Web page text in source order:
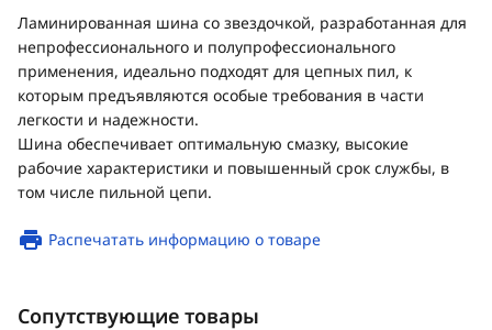
Ламинированная шина со звездочкой, разработанная для
непрофессионального и полупрофессионального
применения, идеально подходят для цепных пил, к
которым предъявляются особые требования в части
легкости и надежности.
Шина обеспечивает оптимальную смазку, высокие
рабочие характеристики и повышенный срок службы, в
том числе пильной цепи.
Распечатать информацию о товаре
Сопутствующие товары